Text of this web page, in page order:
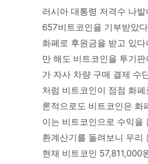
러시아 대통령 저격수 나
657비트코인을 기부받았
화폐로 후원금을 받고 있
만 해도 비트코인을 투기
가 자사 차량 구매 결제 수
처럼 비트코인이 점점 화
론적으로도 비트코인은 화
이는 비트코인으로 수익을
환계산기를 돌려보니 우
현재 비트코인 57,811,000